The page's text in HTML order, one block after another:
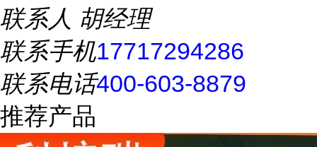
联系人 胡经理
联系手机17717294286
联系电话400-603-8879
推荐产品